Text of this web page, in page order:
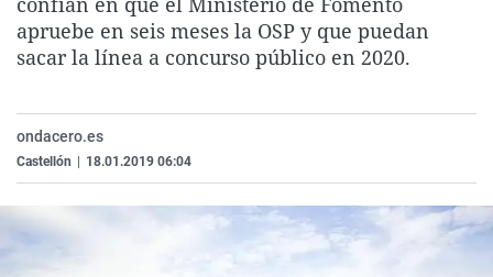
La rosa de los vientos
Gente viajera
Caso
Retornados
Extremadura
Galicia
Virales
Televisión
apruebe en seis meses la OSP y que puedan
sacar la línea a concurso público en 2020.
ondacero.es
Castellón 18.01.2019 06:04